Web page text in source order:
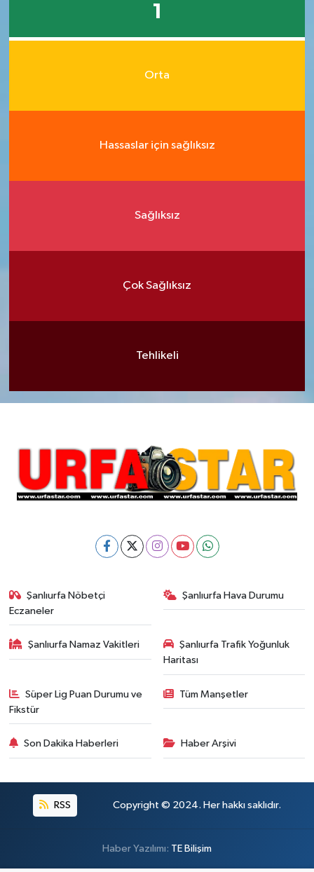
1
Orta
Hassaslar için sağlıksız
Sağlıksız
Çok Sağlıksız
Tehlikeli
Şanlıurfa Nöbetçi
Eczaneler
Şanlıurfa Hava Durumu
Şanlıurfa Namaz Vakitleri
Şanlıurfa Trafik Yoğunluk
Haritası
Süper Lig Puan Durumu ve
Fikstür
Tüm Manşetler
Son Dakika Haberleri Haber Arşivi
RSS Copyright © 2024. Her hakkı saklıdır.
Haber Yazılımı: TE Bilişim